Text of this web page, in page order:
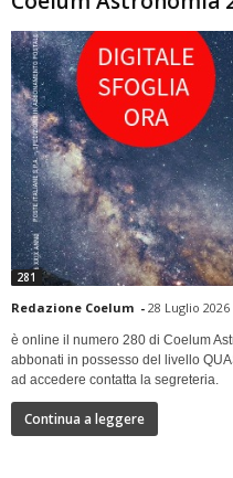
281
Redazione Coelum - 28 Luglio 2026
è online il numero 280 di Coelum
abbonati in possesso del livello
ad accedere contatta la segreteria.
Continua a leggere